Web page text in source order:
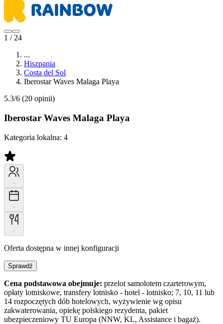
1 / 24
...
Hiszpania
Costa del Sol
Iberostar Waves Malaga Playa
5.3/6 (20 opinii)
Iberostar Waves Malaga Playa
Kategoria lokalna: 4
-
-
-
Oferta dostępna w innej konfiguracji
Sprawdź
Cena podstawowa obejmuje: przelot samolotem czarterowym,
opłaty lotniskowe, transfery lotnisko - hotel - lotnisko; 7, 10, 11 lub
14 rozpoczętych dób hotelowych, wyżywienie wg opisu
zakwaterowania, opiekę polskiego rezydenta, pakiet
ubezpieczeniowy TU Europa (NNW, KL, Assistance i bagaż).